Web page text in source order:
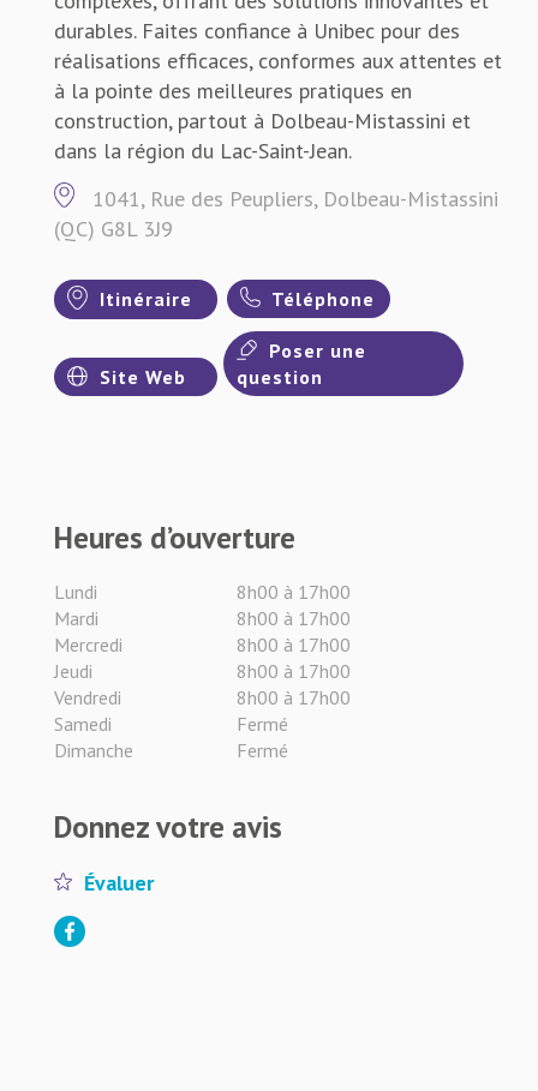
durables. Faites confiance à Unibec pour des
réalisations efficaces, conformes aux attentes et
à la pointe des meilleures pratiques en
construction, partout à Dolbeau-Mistassini et
dans la région du Lac-Saint-Jean.
1041, Rue des Peupliers, Dolbeau-Mistassini
(QC) G8L 3J9
Itinéraire Téléphone
Site Web
Poser une
question
Heures d’ouverture
Lundi
8h00 à 17h00
Mardi
8h00 à 17h00
Mercredi
8h00 à 17h00
Jeudi
8h00 à 17h00
Vendredi
8h00 à 17h00
Samedi
Fermé
Dimanche
Fermé
Donnez votre avis
Évaluer